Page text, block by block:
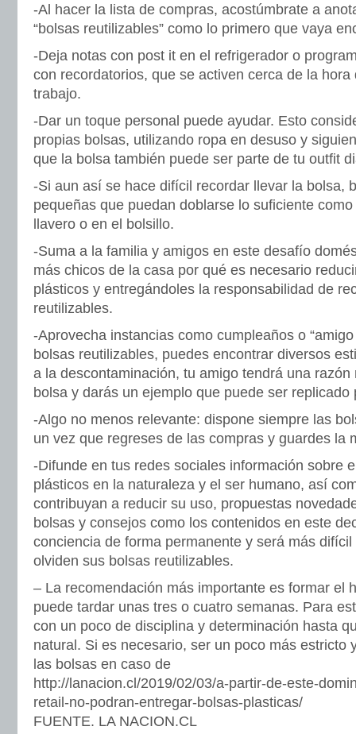
-Al hacer la lista de compras, acostúmbrate a
“bolsas reutilizables” como lo primero que vaya
-Deja notas con post it en el refrigerador o
con recordatorios, que se activen cerca de la
trabajo.
-Dar un toque personal puede ayudar. Esto
propias bolsas, utilizando ropa en desuso y
que la bolsa también puede ser parte de tu outfit
-Si aun así se hace difícil recordar llevar la bolsa,
pequeñas que puedan doblarse lo suficiente
llavero o en el bolsillo.
-Suma a la familia y amigos en este desafío
más chicos de la casa por qué es necesario
plásticos y entregándoles la responsabilidad de
reutilizables.
-Aprovecha instancias como cumpleaños o
bolsas reutilizables, puedes encontrar diversos
a la descontaminación, tu amigo tendrá una
bolsa y darás un ejemplo que puede ser replicado
-Algo no menos relevante: dispone siempre las
un vez que regreses de las compras y guardes la
-Difunde en tus redes sociales información sobre
plásticos en la naturaleza y el ser humano, así
contribuyan a reducir su uso, propuestas
bolsas y consejos como los contenidos en este
conciencia de forma permanente y será más
olviden sus bolsas reutilizables.
– La recomendación más importante es formar el
puede tardar unas tres o cuatro semanas. Para
con un poco de disciplina y determinación hasta
natural. Si es necesario, ser un poco más estricto
las bolsas en caso de
http://lanacion.cl/2019/02/03/a-partir-de-este-
retail-no-podran-entregar-bolsas-plasticas/
FUENTE. LA NACION.CL